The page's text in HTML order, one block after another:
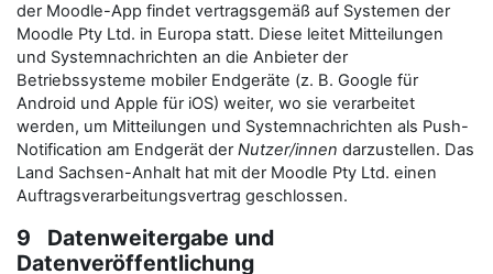
der Moodle-App findet vertragsgemäß auf Systemen der
Moodle Pty Ltd. in Europa statt. Diese leitet Mitteilungen
und Systemnachrichten an die Anbieter der
Betriebssysteme mobiler Endgeräte (z. B. Google für
Android und Apple für iOS) weiter, wo sie verarbeitet
werden, um Mitteilungen und Systemnachrichten als Push-
Notification am Endgerät derNutzer/innen darzustellen. Das
Land Sachsen-Anhalt hat mit der Moodle Pty Ltd. einen
Auftragsverarbeitungsvertrag geschlossen.
9 Datenweitergabe und
Datenveröffentlichung